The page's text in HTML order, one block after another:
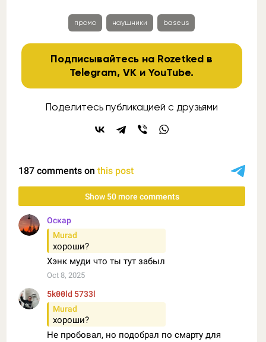
промо наушники baseus
Подписывайтесь на Rozetked в
Telegram,VK иYouTube.
Поделитесь публикацией с друзьями